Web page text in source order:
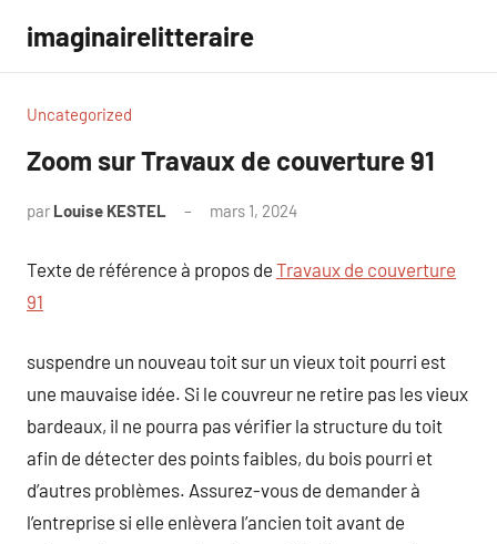
contenu
imaginairelitteraire
Uncategorized
Zoom sur Travaux de couverture 91
par Louise KESTEL mars 1, 2024
Texte de référence à propos de Travaux de couverture
91
suspendre un nouveau toit sur un vieux toit pourri est
une mauvaise idée. Si le couvreur ne retire pas les vieux
bardeaux, il ne pourra pas vérifier la structure du toit
afin de détecter des points faibles, du bois pourri et
d’autres problèmes. Assurez-vous de demander à
l’entreprise si elle enlèvera l’ancien toit avant de